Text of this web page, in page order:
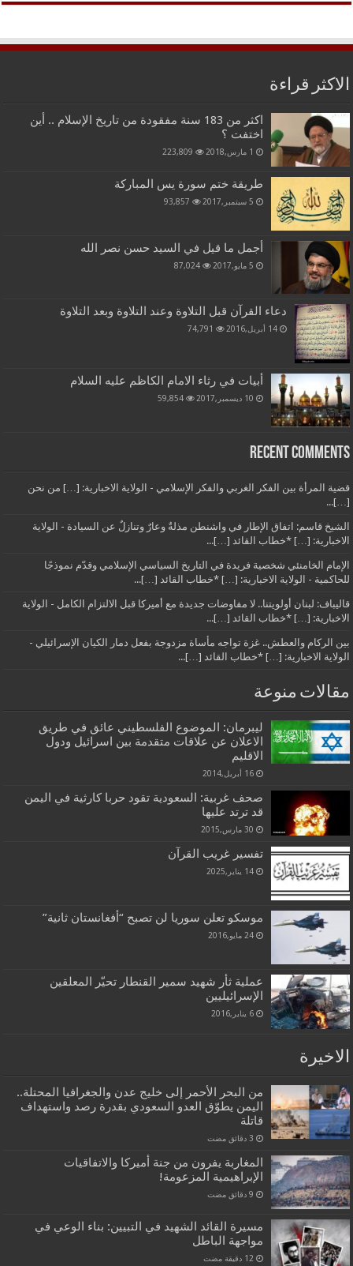
الاكثر قراءة
اكثر من 183 سنة مفقودة من تاريخ الإسلام .. أين
اختفت ؟
1 مارس,2018 223,809
طريقة ختم سورة يس المباركة
5 سبتمبر,2017 93,857
أجمل ما قيل في السيد حسن نصر الله
5 مايو,2017 87,024
دعاء القرآن قبل التلاوة وعند التلاوة وبعد التلاوة
14 أبريل,2016 74,791
أبيات في رثاء الامام الكاظم عليه السلام
10 ديسمبر,2017 59,854
Recent Comments
قضية المرأة بين الفكر الغربي والفكر الإسلامي - الولاية الاخبارية: […] من نحن
[…]...
الشيخ قاسم: اتفاق الإطار في واشنطن مذلةٌ وعارٌ وتنازلٌ عن السيادة - الولاية
الاخبارية: […] *خطاب القائد […]...
الإمام الخامنئي شخصية فريدة في التاريخ السياسي الإسلامي وقدّم نموذجًا
للحاكمية - الولاية الاخبارية: […] *خطاب القائد […]...
قاليباف: لبنان أولويتنا.. لا مفاوضات جديدة مع أميركا قبل الالتزام الكامل - الولاية
الاخبارية: […] *خطاب القائد […]...
بين الركام والعطش.. غزة تواجه مأساة مزدوجة بفعل دمار الكيان الإسرائيلي -
الولاية الاخبارية: […] *خطاب القائد […]...
مقالات منوعة
ليبرمان: الموضوع الفلسطيني عائق في طريق
الاعلان عن علاقات متقدمة بين اسرائيل ودول
الاقليم
16 أبريل,2014
صحف غربية: السعودية تقود حربا كارثية في اليمن
قد ترتد عليها
30 مارس,2015
تفسير غريب القرآن
14 يناير,2025
موسكو تعلن سوريا لن تصبح “أفغانستان ثانية”
24 مايو,2016
عملية ثأر شهيد سمير القنطار تحيّر المعلقين
الإسرائيليين
6 يناير,2016
الاخيرة
من البحر الأحمر إلى خليج عدن والجغرافيا المحتلة..
اليمن يطوّق العدو السعودي بقدرة رصد واستهداف
قاتلة
المغاربة يفرون من جنة أميركا والاتفاقيات
الإبراهيمية المزعومة!
مسيرة القائد الشهيد في التبيين: بناء الوعي في
مواجهة الباطل